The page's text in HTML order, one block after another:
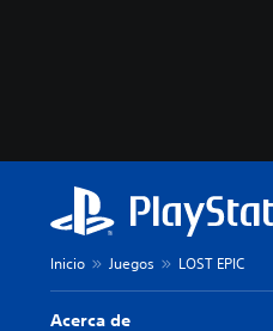
Inicio Juegos LOST EPIC
Acerca de